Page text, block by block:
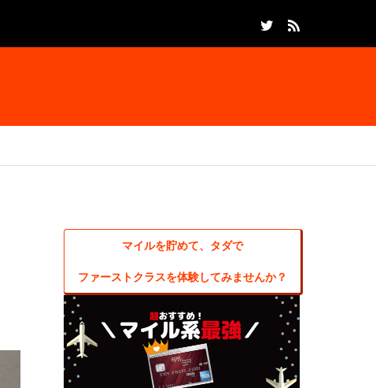
マイルを貯めて、タダで
ファーストクラスを体験してみませんか？